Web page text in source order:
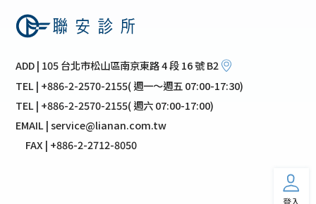
ADD | 105 台北市松山區南京東路 4 段 16 號 B2
TEL | +886-2-2570-2155( 週一～週五 07:00-17:30)
TEL | +886-2-2570-2155( 週六 07:00-17:00)
EMAIL | service@lianan.com.tw
FAX | +886-2-2712-8050
登入